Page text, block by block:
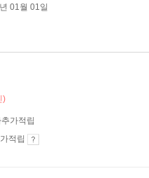
01월 01일
)
가적립
적립